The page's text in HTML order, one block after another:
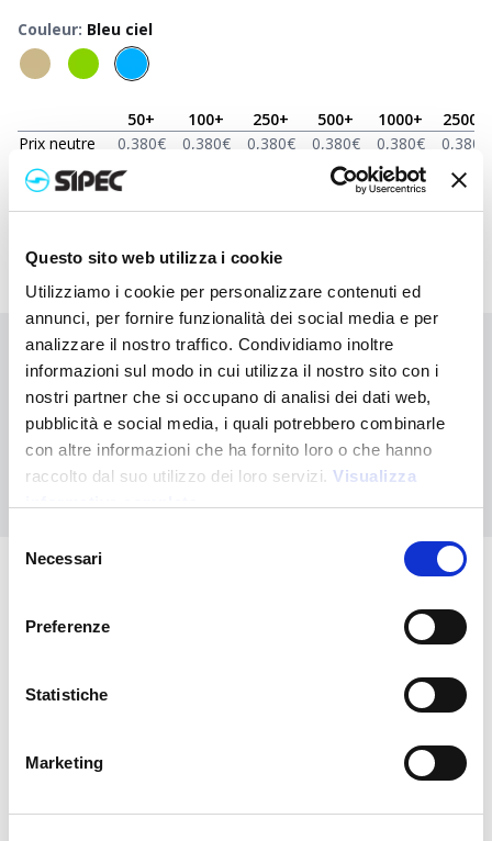
Questo sito web utilizza i cookie
Utilizziamo i cookie per personalizzare contenuti ed
annunci, per fornire funzionalità dei social media e per
analizzare il nostro traffico. Condividiamo inoltre
informazioni sul modo in cui utilizza il nostro sito con i
nostri partner che si occupano di analisi dei dati web,
pubblicità e social media, i quali potrebbero combinarle
con altre informazioni che ha fornito loro o che hanno
raccolto dal suo utilizzo dei loro servizi. Visualizza
delNecessari
Preferenze
Statistiche
Marketing
Couleur: Bleu ciel
50+ 100+ 250+ 500+ 1000+ 2500
Prix neutre
0,380€ 0,380€ 0,380€ 0,380€ 0,380€ 0,380
Prix
imprimé
0,718 0,610€ 0,600€ 0,578
Vous n'avez pas trouvé ce que vous cherchiez ?
Contactez-nous pour obtenir de l'aide ou demandez votre
commande personnalisée
Nous contacter
Vous pourriez également être